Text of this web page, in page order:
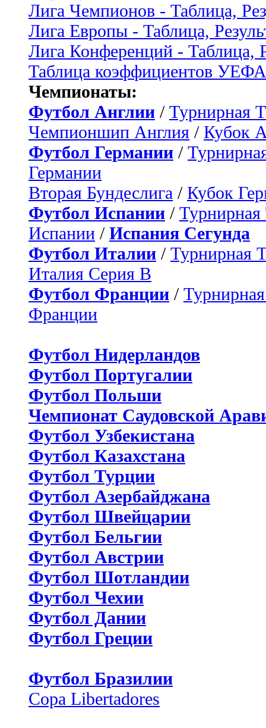
Лига Чемпионов - Таблица,
Лига Европы - Таблица,
Лига Конференций - Таблица,
Таблица коэффициентов УЕФА
Чемпионаты:
Футбол Англии / Турнирная
Чемпионшип Англия / Кубок
Футбол Германии /
Германии
Вторая Бундеслига / Кубок
Футбол Испании / Турнирная
Испании / Испания Сегунда
Футбол Италии / Турнирная
Италия Серия B
Футбол Франции /
Франции
Футбол Нидерландов
Футбол Португалии
Футбол Польши
Чемпионат Саудовской
Футбол Узбекистана
Футбол Казахстана
Футбол Турции
Футбол Азербайджана
Футбол Швейцарии
Футбол Бельгии
Футбол Австрии
Футбол Шотландии
Футбол Чехии
Футбол Дании
Футбол Греции
Футбол Бразилии
Copa Libertadores